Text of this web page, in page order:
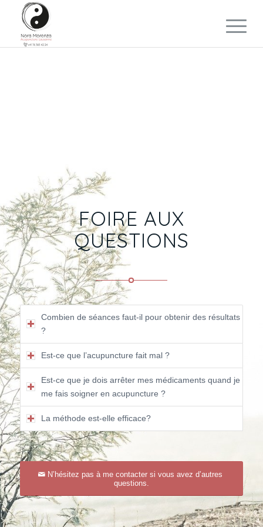
FOIRE AUX
QUESTIONS
Combien de séances faut-il pour obtenir des résultats
?
Est-ce que l’acupuncture fait mal ?
Est-ce que je dois arrêter mes médicaments quand je
me fais soigner en acupuncture ?
La méthode est-elle efficace?
N’hésitez pas à me contacter si vous avez d’autres
questions.